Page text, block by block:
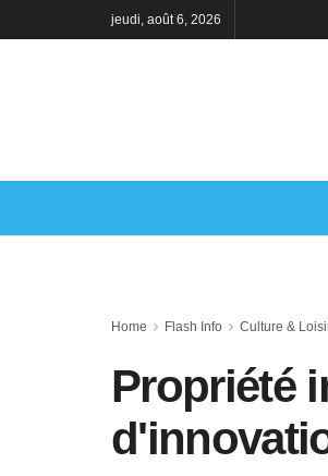
jeudi, août 6, 2026
Home Flash Info Culture &
Propriété